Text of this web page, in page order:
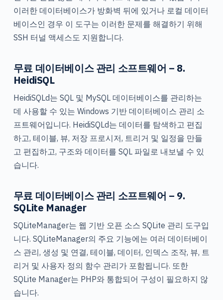
이러한 데이터베이스가 방화벽 뒤에 있거나 로컬 데이터
베이스인 경우 이 도구는 이러한 문제를 해결하기 위해
SSH 터널 액세스도 지원합니다.
무료 데이터베이스 관리 소프트웨어 – 8.
HeidiSQL
HeidiSQLd는 SQL 및 MySQL 데이터베이스를 관리하는
데 사용할 수 있는 Windows 기반 데이터베이스 관리 소
프트웨어입니다. HeidiSQLd는 데이터를 탐색하고 편집
하고, 테이블, 뷰, 저장 프로시저, 트리거 및 일정을 만들
고 편집하고, 구조와 데이터를 SQL 파일로 내보낼 수 있
습니다.
무료 데이터베이스 관리 소프트웨어 – 9.
SQLite Manager
SQLiteManager는 웹 기반 오픈 소스 SQLite 관리 도구입
니다. SQLiteManager의 주요 기능에는 여러 데이터베이
스 관리, 생성 및 연결, 테이블, 데이터, 인덱스 조작, 뷰, 트
리거 및 사용자 정의 함수 관리가 포함됩니다. 또한
SQLite Manager는 PHP와 통합되어 구성이 필요하지 않
습니다.